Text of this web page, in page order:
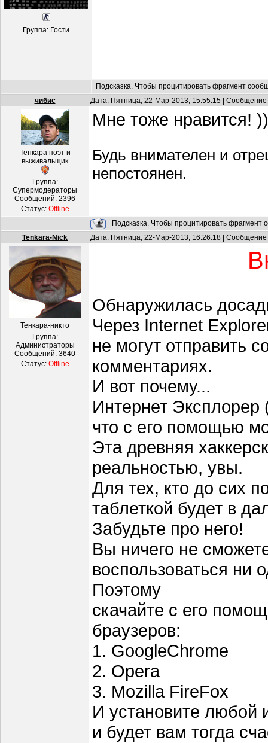
Группа: Гости
Подсказка. Чтобы процитировать фрагмент
чибис
Дата: Пятница, 22-Мар-2013, 15:55:15 |
Тенкара поэт и
выживальщик
Группа:
Супермодераторы
Сообщений: 2396
Статус: Offline
Мне тоже нравится!
Будь внимателен и
непостоянен.
Подсказка. Чтобы процитировать фрагмент
Tenkara-Nick
Дата: Пятница, 22-Мар-2013, 16:26:18 |
Тенкара-никто
Группа:
Администраторы
Сообщений: 3640
Статус: Offline
Обнаружилась
Через Internet
не могут отправить
комментариях.
И вот почему...
Интернет
что с его помощью
Эта древняя
реальностью, увы.
Для тех, кто до сих
таблеткой будет в
Забудьте про него!
Вы ничего не
воспользоваться ни
Поэтому
скачайте с его
браузеров:
1. GoogleChrome
2. Opera
3. Mozilla FireFox
И установите любой
и будет вам тогда